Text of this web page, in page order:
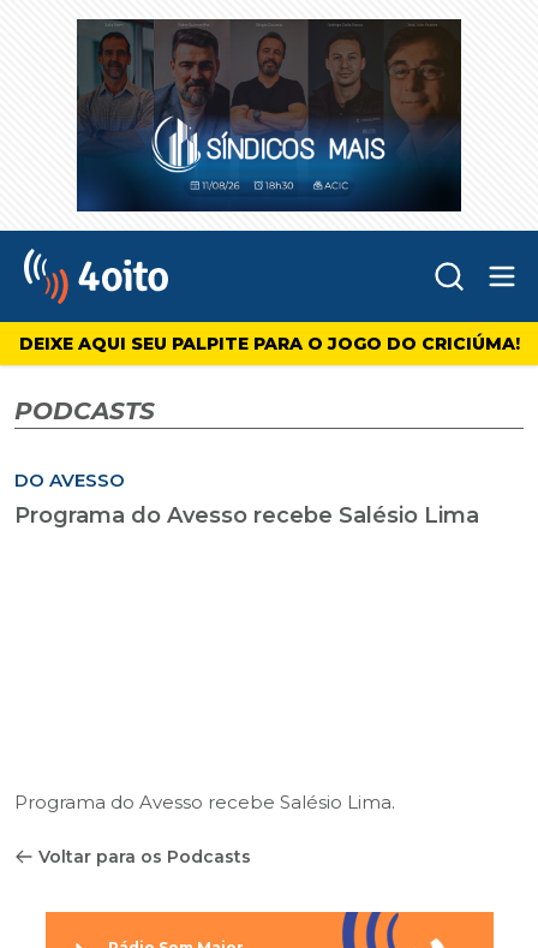
4oito
DEIXE AQUI SEU PALPITE PARA O JOGO DO CRICIÚMA!
PODCASTS
DO AVESSO
Programa do Avesso recebe Salésio Lima
Programa do Avesso recebe Salésio Lima.
Voltar para os Podcasts